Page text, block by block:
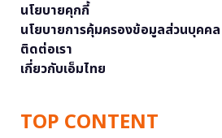
นโยบายคุกกี้
นโยบายการคุ้มครองข้อมูลส่วนบุคคล
ติดต่อเรา
เกี่ยวกับเอ็มไทย
TOP CONTENT